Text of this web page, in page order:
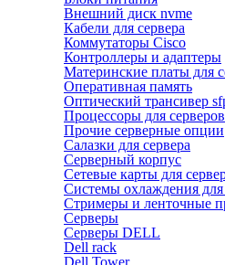
Внешний диск nvme
Кабели для сервера
Коммутаторы Cisco
Контроллеры и адаптеры
Материнские платы для
Оперативная память
Оптический трансивер
Процессоры для серверов
Прочие серверные опции
Салазки для сервера
Серверный корпус
Сетевые карты для
Системы охлаждения для
Стримеры и ленточные
Серверы
Серверы DELL
Dell rack
Dell Tower